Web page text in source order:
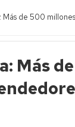
Más de 500
Más